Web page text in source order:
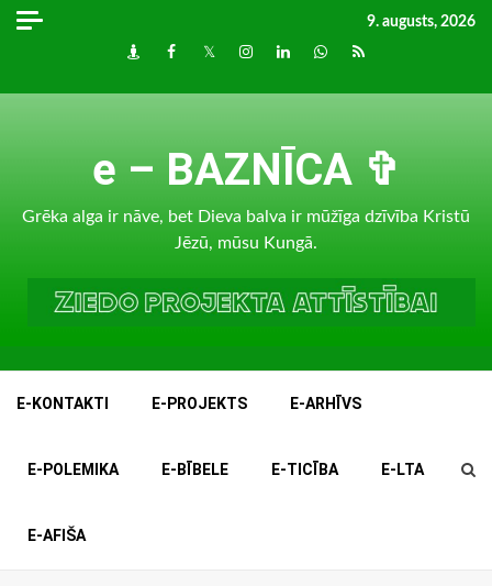
Skip
9. augusts, 2026
DraugiemFacebook
TwitterInstagram
LinkedInwhatsapp
RSS
e – BAZNĪCA ✞
Grēka alga ir nāve, bet Dieva balva ir mūžīga dzīvība Kristū
Jēzū, mūsu Kungā.
E-KONTAKTI E-PROJEKTS E-ARHĪVS
E-POLEMIKA E-BĪBELE E-TICĪBA E-LTA
E-AFIŠA